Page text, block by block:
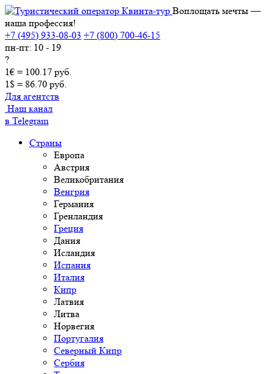
Воплощать мечты —
наша профессия!
+7 (495) 933-08-03 +7 (800) 700-46-15
пн-пт: 10 - 19
?
1€ = 100.17 руб.
1$ = 86.70 руб.
Для агентств
Наш канал
в Telegram
Страны
Европа
Австрия
Великобритания
Венгрия
Германия
Гренландия
Греция
Дания
Исландия
Испания
Италия
Кипр
Латвия
Литва
Норвегия
Португалия
Северный Кипр
Сербия